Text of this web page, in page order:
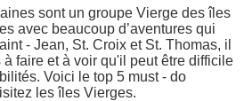
sont un groupe Vierge des îles
avec beaucoup d’aventures qui
- Jean, St. Croix et St. Thomas, il
faire et à voir qu'il peut être difficile
Voici le top 5 must - do
les îles Vierges.